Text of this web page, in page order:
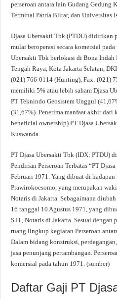
perseroan antara lain Gudang Gedung
Terminal Patria Blitar, dan Universitas
Djasa Ubersakti Tbk (PTDU) didirikan
mulai beroperasi secara komersial
Ubersakti Tbk berlokasi di Bona Indah
Tengah Raya, Kota Jakarta Selatan,
(021) 766-0114 (Hunting), Fax: (021)
memiliki 5% atau lebih saham Djasa
PT Teknindo Geosistem Unggul
(31,67%). Penerima manfaat akhir
beneficial ownership) PT Djasa
Kuswanda.
PT Djasa Ubersakti Tbk (IDX: PTDU)
Pendirian Perseroan Terbatas “PT
Februari 1971. Yang dibuat di hadapan
Prawirokoesomo, yang merupakan
Notaris di Jakarta. Sebagaimana
16 tanggal 10 Agustus 1971, yang
S.H., Notaris di Jakarta. Sesuai dengan
ruang lingkup kegiatan Perseroan
Dalam bidang konstruksi,
jasa penunjang pertambangan.
komersial pada tahun 1971. (sumber)
Daftar Gaji PT